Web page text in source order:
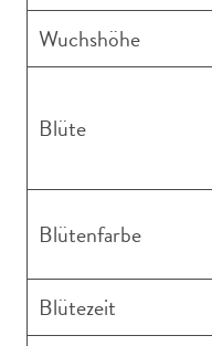
Wuchshöhe
Blüte
Blütenfarbe
Blütezeit